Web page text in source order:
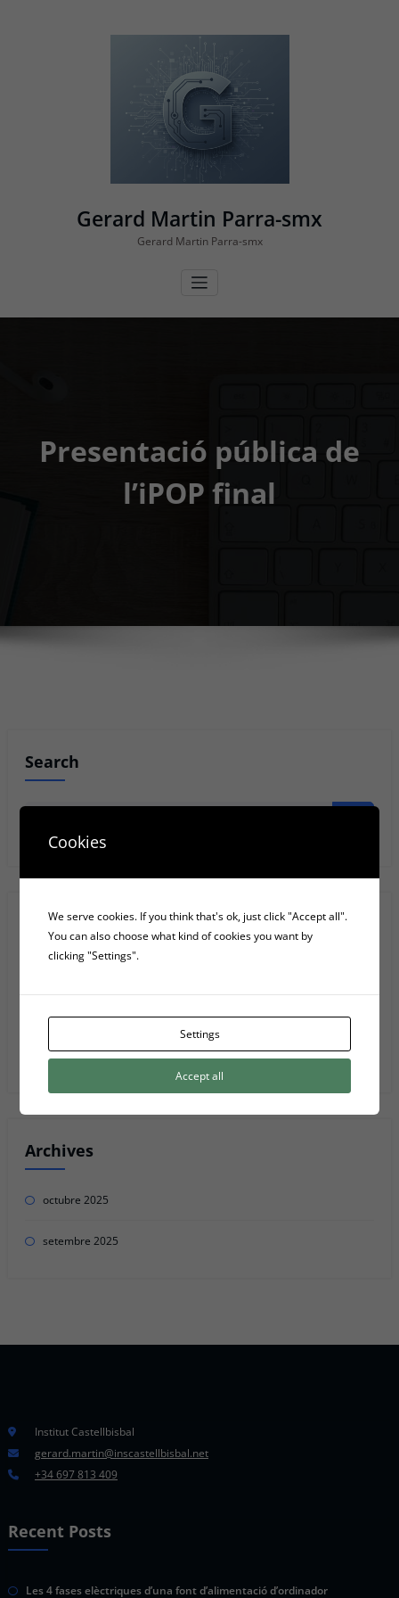
Gerard Martin Parra-smx
Gerard Martin Parra-smx
Presentació pública de
l’iPOP final
Search
Recent Posts
5 Serveis D’emmagatzematge Al Núvol
Privacy Policy
Archives
octubre 2025
setembre 2025
Institut Castellbisbal
gerard.martin@inscastellbisbal.net
+34 697 813 409
Recent Posts
Les 4 fases elèctriques d’una font d’alimentació d’ordinador
Cookies
We serve cookies. If you think that's ok, just click "Accept all".
You can also choose what kind of cookies you want by
clicking "Settings".
Settings
Accept all